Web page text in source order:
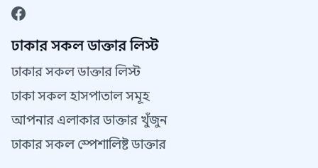
ঢাকার সকল ডাক্তার লিস্ট
ঢাকার সকল ডাক্তার লিস্ট
ঢাকা সকল হাসপাতাল সমূহ
আপনার এলাকার ডাক্তার খুঁজুন
ঢাকার সকল স্পেশালিষ্ট ডাক্তার